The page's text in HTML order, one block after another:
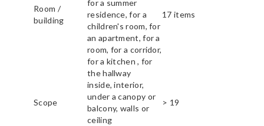
Room /
building
for a summer
residence, for a
children's room, for
an apartment, for a
room, for a corridor,
for a kitchen , for
the hallway
17 items
Scope
inside, interior,
under a canopy or
balcony, walls or
ceiling
> 19